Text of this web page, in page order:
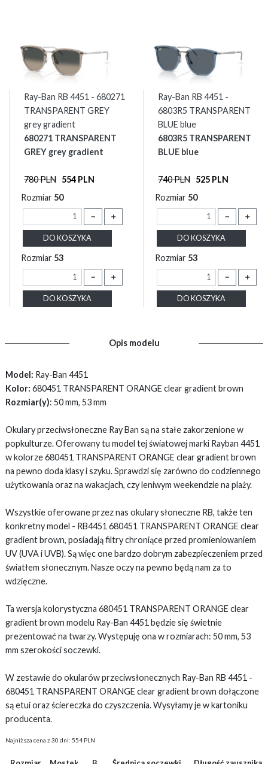
Ray-Ban RB 4451 - 680271
TRANSPARENT GREY
grey gradient
680271 TRANSPARENT
GREY grey gradient
780 PLN 554 PLN
Rozmiar 50
－ ＋
DO KOSZYKA
Rozmiar 53
－ ＋
DO KOSZYKA
Ray-Ban RB 4451 -
6803R5 TRANSPARENT
BLUE blue
6803R5 TRANSPARENT
BLUE blue
740 PLN 525 PLN
Rozmiar 50
－ ＋
DO KOSZYKA
Rozmiar 53
－ ＋
DO KOSZYKA
Opis modelu
Model: Ray-Ban 4451
Kolor: 680451 TRANSPARENT ORANGE clear gradient brown
Rozmiar(y): 50 mm, 53 mm
Okulary przeciwsłoneczne Ray Ban są na stałe zakorzenione w
popkulturze. Oferowany tu model tej światowej marki Rayban 4451
w kolorze 680451 TRANSPARENT ORANGE clear gradient brown
na pewno doda klasy i szyku. Sprawdzi się zarówno do codziennego
użytkowania oraz na wakacjach, czy leniwym weekendzie na plaży.
Wszystkie oferowane przez nas okulary słoneczne RB, także ten
konkretny model - RB4451 680451 TRANSPARENT ORANGE clear
gradient brown, posiadają filtry chroniące przed promieniowaniem
UV (UVA i UVB). Są więc one bardzo dobrym zabezpieczeniem przed
światłem słonecznym. Nasze oczy na pewno będą nam za to
wdzięczne.
Ta wersja kolorystyczna 680451 TRANSPARENT ORANGE clear
gradient brown modelu Ray-Ban 4451 będzie się świetnie
prezentować na twarzy. Występuję ona w rozmiarach: 50 mm, 53
mm szerokości soczewki.
W zestawie do okularów przeciwsłonecznych Ray-Ban RB 4451 -
680451 TRANSPARENT ORANGE clear gradient brown dołączone
są etui oraz ściereczka do czyszczenia. Wysyłamy je w kartoniku
producenta.
Najniższa cena z 30 dni: 554 PLN